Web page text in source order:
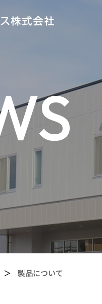
イドシステム
製品について